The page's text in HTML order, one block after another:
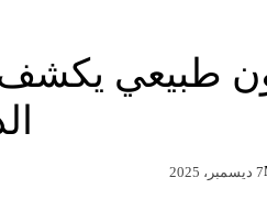
طبيعي يكشف
7 ديسمبر، 2025